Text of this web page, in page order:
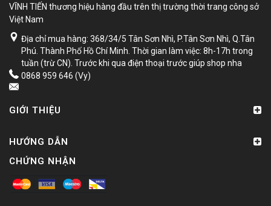
VĨNH TIẾN thương hiệu hàng đầu trên thị trường thời trang công sở
Việt Nam
Địa chỉ mua hàng: 368/34/5 Tân Sơn Nhì, P.Tân Sơn Nhì, Q.Tân
Phú. Thành Phố Hồ Chí Minh. Thời gian làm việc: 8h-17h trong
tuần (trừ CN). Trước khi qua điện thoại trước giúp shop nha
0868 959 646 (Vy)
GIỚI THIỆU
HƯỚNG DẪN
CHỨNG NHẬN